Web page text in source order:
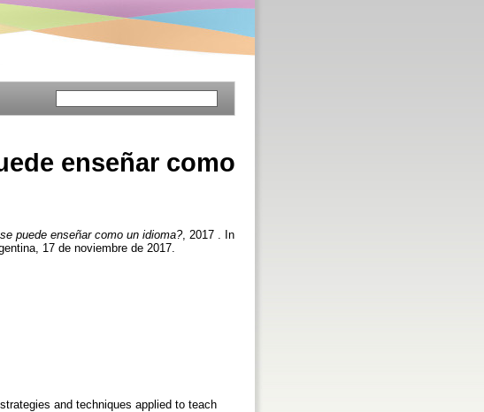
enseñar como
puede enseñar como un idioma?, 2017 . In
17 de noviembre de 2017.
and techniques applied to teach